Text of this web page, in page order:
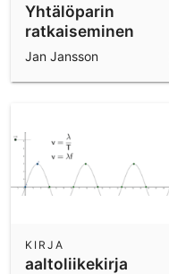
Yhtälöparin
ratkaiseminen
Jan Jansson
aaltoliikekirja
KIRJA